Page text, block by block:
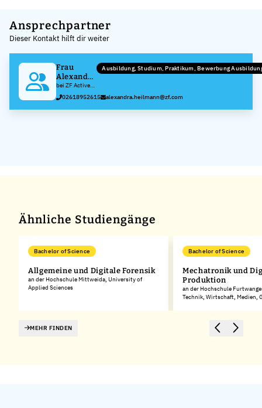
+
−
Ansprechpartner
Dieser Kontakt hilft dir weiter
Frau
Alexandra
Heilmann
bei ZF Active
Safety GmbH
Ausbildung, Studium, Praktikum, Bewerbung
02618952615 alexandra.heilmann@zf.com
Ähnliche Studiengänge
Bachelor of Science
Allgemeine und Digitale Forensik
an der Hochschule Mittweida, University of
Applied Sciences
Bachelor of Science
Mechatronik und
Produktion
an der Hochschule
Technik, Wirtschaft, Medien,
MEHR FINDEN